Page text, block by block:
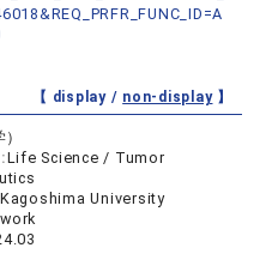
【 display / non-display】
Life Science / Tumor
Kagoshima University